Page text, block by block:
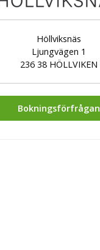
Höllviksnäs
Ljungvägen 1
236 38 HÖLLVIKEN
Bokningsförfrågan